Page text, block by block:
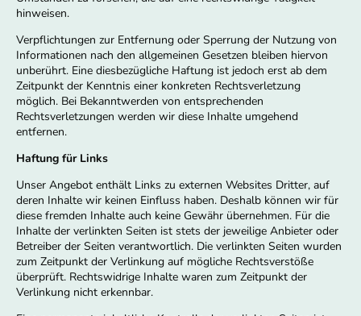
hinweisen.
Verpflichtungen zur Entfernung oder Sperrung der Nutzung von
Informationen nach den allgemeinen Gesetzen bleiben hiervon
unberührt. Eine diesbezügliche Haftung ist jedoch erst ab dem
Zeitpunkt der Kenntnis einer konkreten Rechtsverletzung
möglich. Bei Bekanntwerden von entsprechenden
Rechtsverletzungen werden wir diese Inhalte umgehend
entfernen.
Haftung für Links
Unser Angebot enthält Links zu externen Websites Dritter, auf
deren Inhalte wir keinen Einfluss haben. Deshalb können wir für
diese fremden Inhalte auch keine Gewähr übernehmen. Für die
Inhalte der verlinkten Seiten ist stets der jeweilige Anbieter oder
Betreiber der Seiten verantwortlich. Die verlinkten Seiten wurden
zum Zeitpunkt der Verlinkung auf mögliche Rechtsverstöße
überprüft. Rechtswidrige Inhalte waren zum Zeitpunkt der
Verlinkung nicht erkennbar.